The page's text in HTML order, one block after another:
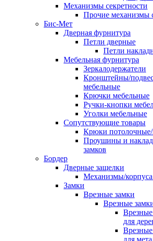
Механизмы секретности
Прочие механизмы
Бис-Мет
Дверная фурнитура
Петли дверные
Петли
Мебельная фурнитура
Зеркалодержатели
Кронштейны/
мебельные
Крючки мебельные
Ручки-кнопки
Уголки мебельные
Сопутствующие товары
Крюки потолочные/
Проушины и
замков
Бордер
Дверные защелки
Механизмы/
Замки
Врезные замки
Врезные
Врезные
для
Врезные